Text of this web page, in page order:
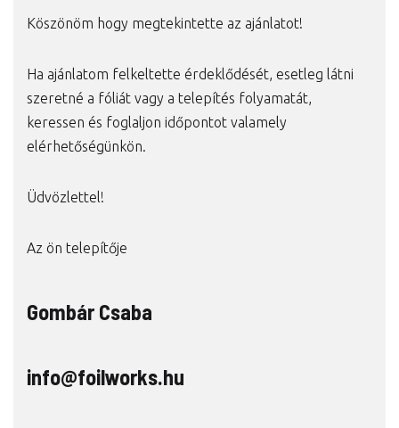
Köszönöm hogy megtekintette az ajánlatot!
Ha ajánlatom felkeltette érdeklődését, esetleg látni
szeretné a fóliát vagy a telepítés folyamatát,
keressen és foglaljon időpontot valamely
elérhetőségünkön.
Üdvözlettel!
Az ön telepítője
Gombár Csaba
info@foilworks.hu